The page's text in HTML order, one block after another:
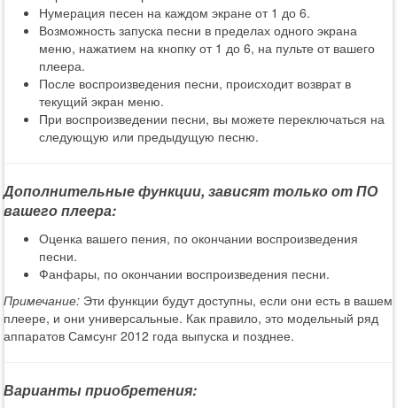
Нумерация песен на каждом экране от 1 до 6.
Возможность запуска песни в пределах одного экрана
меню, нажатием на кнопку от 1 до 6, на пульте от вашего
плеера.
После воспроизведения песни, происходит возврат в
текущий экран меню.
При воспроизведении песни, вы можете переключаться на
следующую или предыдущую песню.
Дополнительные функции, зависят только от ПО
вашего плеера:
Оценка вашего пения, по окончании воспроизведения
песни.
Фанфары, по окончании воспроизведения песни.
Примечание: Эти функции будут доступны, если они есть в вашем
плеере, и они универсальные. Как правило, это модельный ряд
аппаратов Самсунг 2012 года выпуска и позднее.
Варианты приобретения: